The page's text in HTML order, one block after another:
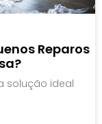
Reparos
solução ideal